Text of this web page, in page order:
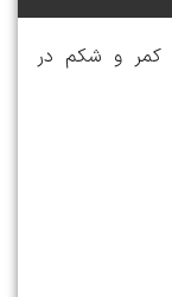
کمر و شکم در